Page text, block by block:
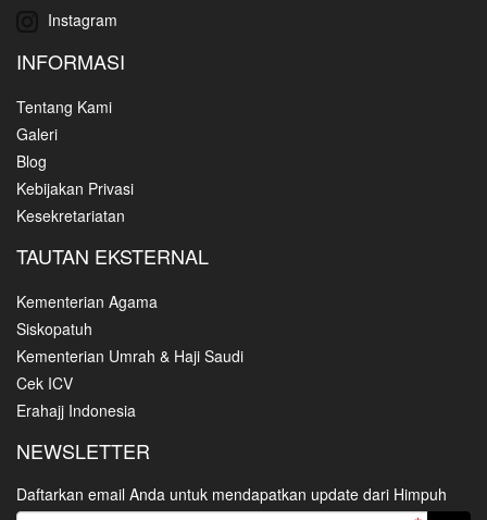
Instagram
INFORMASI
Tentang Kami
Galeri
Blog
Kebijakan Privasi
Kesekretariatan
TAUTAN EKSTERNAL
Kementerian Agama
Siskopatuh
Kementerian Umrah & Haji Saudi
Cek ICV
Erahajj Indonesia
NEWSLETTER
Daftarkan email Anda untuk mendapatkan update dari Himpuh